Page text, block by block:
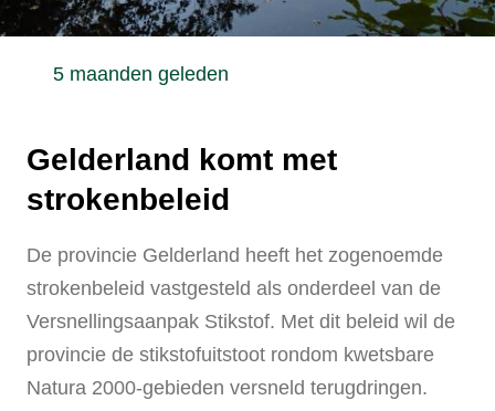
5 maanden geleden
Gelderland komt met
strokenbeleid
De provincie Gelderland heeft het zogenoemde
strokenbeleid vastgesteld als onderdeel van de
Versnellingsaanpak Stikstof. Met dit beleid wil de
provincie de stikstofuitstoot rondom kwetsbare
Natura 2000-gebieden versneld terugdringen.